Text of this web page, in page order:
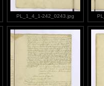
PL_1_4_1-242_0243.jpg